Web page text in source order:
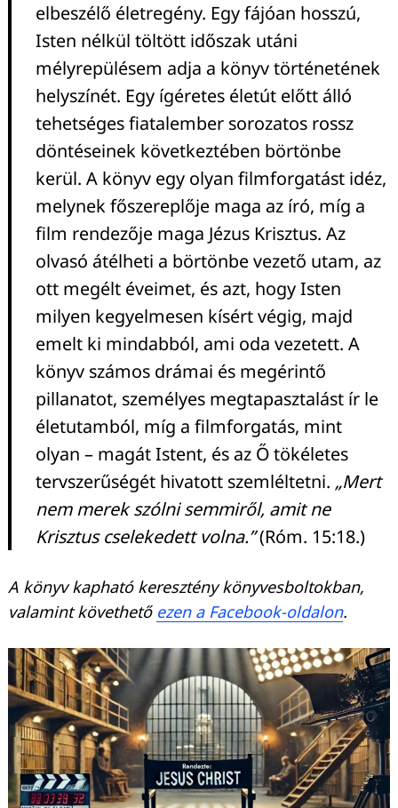
elbeszélő életregény. Egy fájóan hosszú,
Isten nélkül töltött időszak utáni
mélyrepülésem adja a könyv történetének
helyszínét. Egy ígéretes életút előtt álló
tehetséges fiatalember sorozatos rossz
döntéseinek következtében börtönbe
kerül. A könyv egy olyan filmforgatást idéz,
melynek főszereplője maga az író, míg a
film rendezője maga Jézus Krisztus. Az
olvasó átélheti a börtönbe vezető utam, az
ott megélt éveimet, és azt, hogy Isten
milyen kegyelmesen kísért végig, majd
emelt ki mindabból, ami oda vezetett. A
könyv számos drámai és megérintő
pillanatot, személyes megtapasztalást ír le
életutamból, míg a filmforgatás, mint
olyan – magát Istent, és az Ő tökéletes
tervszerűségét hivatott szemléltetni. „Mert
nem merek szólni semmiről, amit ne
Krisztus cselekedett volna.”(Róm. 15:18.)
A könyv kapható keresztény könyvesboltokban,
valamint követhető ezen a Facebook-oldalon.
Keresés: